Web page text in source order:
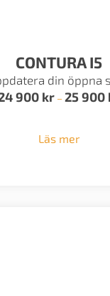
CONTURA I5
din öppna
900 kr – 25 900
Läs mer